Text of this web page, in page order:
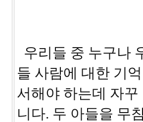
우리들 중 누구나
들 사람에 대한 기
서해야 하는데 자
니다. 두 아들을 무